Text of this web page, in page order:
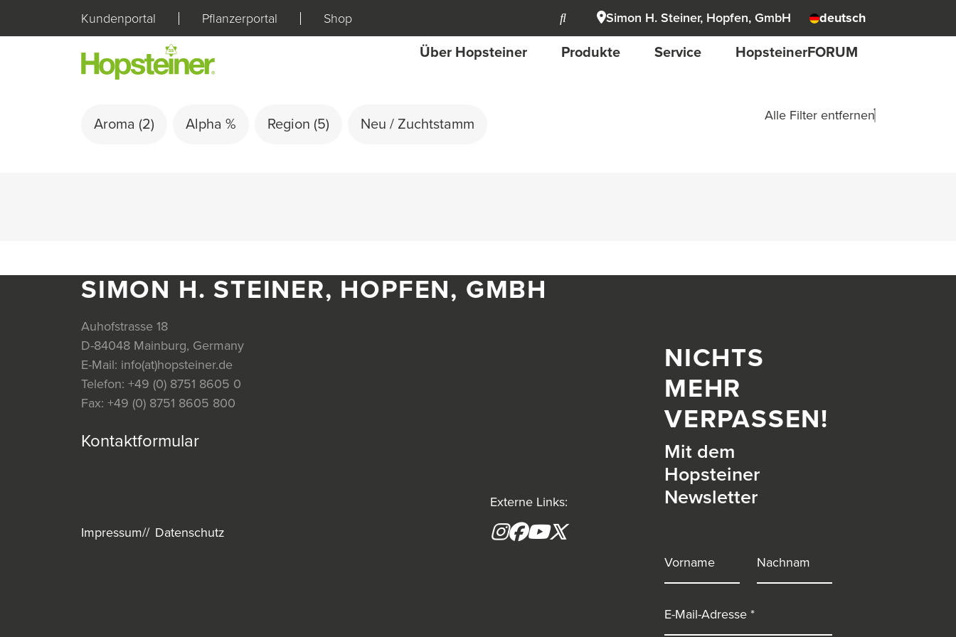
Kundenportal Pflanzerportal Shop Simon H. Steiner, Hopfen, GmbH deutsch
Über Hopsteiner Produkte Service HopsteinerFORUM
Aroma (2) Alpha % Region (5) Neu / Zuchtstamm
Alle Filter entfernen
SIMON H. STEINER, HOPFEN, GMBH
Auhofstrasse 18
D-84048 Mainburg, Germany
E-Mail: info(at)hopsteiner.de
Telefon: +49 (0) 8751 8605 0
Fax: +49 (0) 8751 8605 800
Kontaktformular
Externe Links:
Instagram
Facebook
YouTube
Impressum Datenschutz
NICHTS
MEHR
VERPASSEN!
Mit dem
Hopsteiner
Newsletter